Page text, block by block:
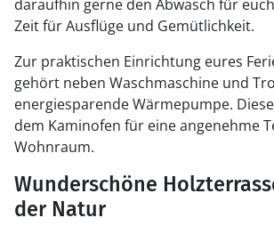
daraufhin gerne den Abwasch für
Zeit für Ausflüge und Gemütlichkeit.
Zur praktischen Einrichtung eures
gehört neben Waschmaschine und
energiesparende Wärmepumpe.
dem Kaminofen für eine angenehme
Wohnraum.
Wunderschöne
der Natur